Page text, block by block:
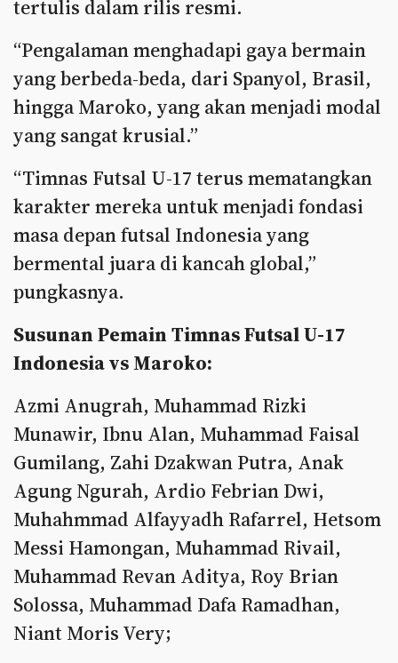
tertulis dalam rilis resmi.
“Pengalaman menghadapi gaya bermain
yang berbeda-beda, dari Spanyol, Brasil,
hingga Maroko, yang akan menjadi modal
yang sangat krusial.”
“Timnas Futsal U-17 terus mematangkan
karakter mereka untuk menjadi fondasi
masa depan futsal Indonesia yang
bermental juara di kancah global,”
pungkasnya.
Susunan Pemain Timnas Futsal U-17
Indonesia vs Maroko:
Azmi Anugrah, Muhammad Rizki
Munawir, Ibnu Alan, Muhammad Faisal
Gumilang, Zahi Dzakwan Putra, Anak
Agung Ngurah, Ardio Febrian Dwi,
Muhahmmad Alfayyadh Rafarrel, Hetsom
Messi Hamongan, Muhammad Rivail,
Muhammad Revan Aditya, Roy Brian
Solossa, Muhammad Dafa Ramadhan,
Niant Moris Very;